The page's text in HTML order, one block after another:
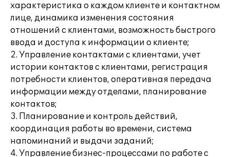
характеристика о каждом клиенте и контактном
лице, динамика изменения состояния
отношений с клиентами, возможность быстрого
ввода и доступа к информации о клиенте;
2. Управление контактами с клиентами, учет
истории контактов с клиентами, регистрация
потребности клиентов, оперативная передача
информации между отделами, планирование
контактов;
3. Планирование и контроль действий,
координация работы во времени, система
напоминаний и выдачи заданий;
4. Управление бизнес-процессами по работе с